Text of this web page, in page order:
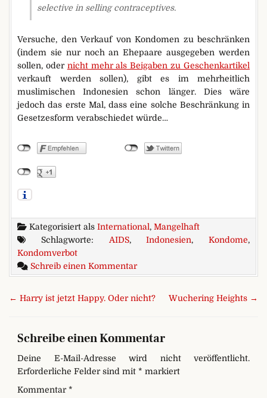
selective in selling contraceptives.
Versuche, den Verkauf von Kondomen zu beschränken
(indem sie nur noch an Ehepaare ausgegeben werden
sollen, oder nicht mehr als Beigaben zu Geschenkartikel
verkauft werden sollen), gibt es im mehrheitlich
muslimischen Indonesien schon länger. Dies wäre
jedoch das erste Mal, dass eine solche Beschränkung in
Gesetzesform verabschiedet würde…
Kategorisiert als International, Mangelhaft
Schlagworte: AIDS,Indonesien, Kondome,
Kondomverbot
Schreib einen Kommentarzu Kondome weg – AIDS weg.
Beitragsnavigation Wuchering Heights →
← Harry ist jetzt Happy. Oder nicht?
Schreibe einen Kommentar
Deine E-Mail-Adresse wird nicht veröffentlicht.
Erforderliche Felder sind mit * markiert
Kommentar *